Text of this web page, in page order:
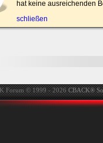
automatisch einloggen.
Onlinestatus
hat keine ausreichenden
schließen
Forum © 1999 - 2026CBACK®